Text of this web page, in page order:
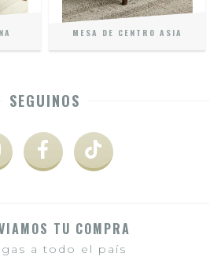
MESA DE CENTRO ASIA
SEGUINOS
TU COMPRA
a todo el país